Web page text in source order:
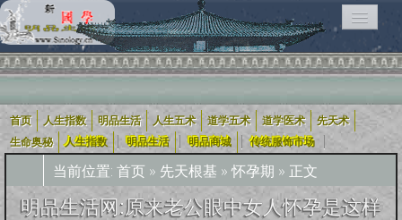
相关栏目导航：
用户入口导航
首页 人生指数 明品生活 人生五术 道学五术 道学医术
先天术
生命奥秘
人生指数 | 明品生活 | 明品商城 | 传统服饰市场 |
当前位置: 首页 » 先天根基 »怀孕期 » 正文
明品生活网:原来老公眼中女人怀孕是这样